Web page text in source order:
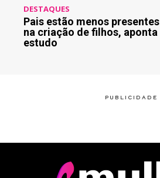
DESTAQUES
Pais estão menos presentes
na criação de filhos, aponta
estudo